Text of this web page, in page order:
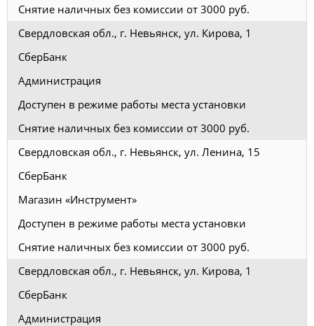
Снятие наличных без комиссии от 3000 руб.
Свердловская обл., г. Невьянск, ул. Кирова, 1
СберБанк
Администрация
Доступен в режиме работы места установки
Снятие наличных без комиссии от 3000 руб.
Свердловская обл., г. Невьянск, ул. Ленина, 15
СберБанк
Магазин «Инструмент»
Доступен в режиме работы места установки
Снятие наличных без комиссии от 3000 руб.
Свердловская обл., г. Невьянск, ул. Кирова, 1
СберБанк
Администрация